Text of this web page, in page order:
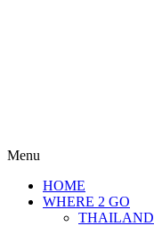
Menu
HOME
WHERE 2 GO
THAILAND